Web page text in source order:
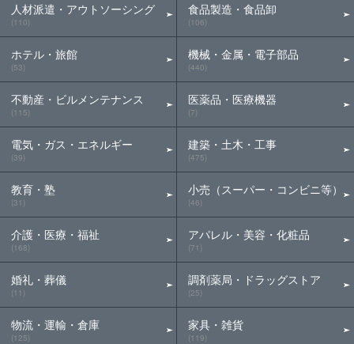
人材派遣・アウトソーシング
(110)
ホテル・旅館
(53)
不動産・ビルメンテナンス
(115)
電気・ガス・エネルギー
(39)
教育・塾
(31)
介護・医療・福祉
(168)
婚礼・葬儀
(11)
物流・運輸・倉庫
(125)
食品製造・食品卸
(106)
機械・金属・電子部品
(440)
医薬品・医療機器
(7)
建築・土木・工事
(475)
小売（スーパー・コンビニ等）
(46)
アパレル・美容・化粧品
(71)
調剤薬局・ドラッグストア
(25)
家具・雑貨
(119)